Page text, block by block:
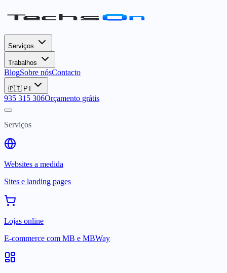
Serviços
Trabalhos
BlogSobre nósContacto
🇵🇹 PT
935 315 306Orçamento grátis
Serviços
Websites a medida
Sites e landing pages
Lojas online
E-commerce com MB e MBWay